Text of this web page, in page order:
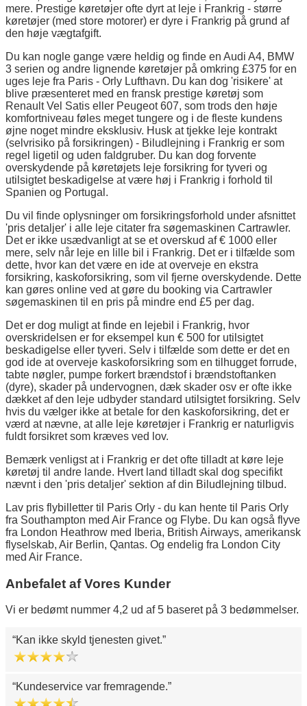
mere. Prestige køretøjer ofte dyrt at leje i Frankrig - større
køretøjer (med store motorer) er dyre i Frankrig på grund af
den høje vægtafgift.
Du kan nogle gange være heldig og finde en Audi A4, BMW
3 serien og andre lignende køretøjer på omkring £375 for en
uges leje fra Paris - Orly Lufthavn. Du kan dog 'risikere' at
blive præsenteret med en fransk prestige køretøj som
Renault Vel Satis eller Peugeot 607, som trods den høje
komfortniveau føles meget tungere og i de fleste kundens
øjne noget mindre eksklusiv. Husk at tjekke leje kontrakt
(selvrisiko på forsikringen) - Biludlejning i Frankrig er som
regel ligetil og uden faldgruber. Du kan dog forvente
overskydende på køretøjets leje forsikring for tyveri og
utilsigtet beskadigelse at være høj i Frankrig i forhold til
Spanien og Portugal.
Du vil finde oplysninger om forsikringsforhold under afsnittet
'pris detaljer' i alle leje citater fra søgemaskinen Cartrawler.
Det er ikke usædvanligt at se et overskud af € 1000 eller
mere, selv når leje en lille bil i Frankrig. Det er i tilfælde som
dette, hvor kan det være en ide at overveje en ekstra
forsikring, kaskoforsikring, som vil fjerne overskydende. Dette
kan gøres online ved at gøre du booking via Cartrawler
søgemaskinen til en pris på mindre end £5 per dag.
Det er dog muligt at finde en lejebil i Frankrig, hvor
overskridelsen er for eksempel kun € 500 for utilsigtet
beskadigelse eller tyveri. Selv i tilfælde som dette er det en
god ide at overveje kaskoforsikring som en tilhugget forrude,
tabte nøgler, pumpe forkert brændstof i brændstoftanken
(dyre), skader på undervognen, dæk skader osv er ofte ikke
dækket af den leje udbyder standard utilsigtet forsikring. Selv
hvis du vælger ikke at betale for den kaskoforsikring, det er
værd at nævne, at alle leje køretøjer i Frankrig er naturligvis
fuldt forsikret som kræves ved lov.
Bemærk venligst at i Frankrig er det ofte tilladt at køre leje
køretøj til andre lande. Hvert land tilladt skal dog specifikt
nævnt i den 'pris detaljer' sektion af din Biludlejning tilbud.
Lav pris flybilletter til Paris Orly - du kan hente til Paris Orly
fra Southampton med Air France og Flybe. Du kan også flyve
fra London Heathrow med Iberia, British Airways, amerikansk
flyselskab, Air Berlin, Qantas. Og endelig fra London City
med Air France.
Anbefalet af Vores Kunder
Vi er bedømt nummer 4,2 ud af 5 baseret på 3 bedømmelser.
Kan ikke skyld tjenesten givet.
Kundeservice var fremragende.